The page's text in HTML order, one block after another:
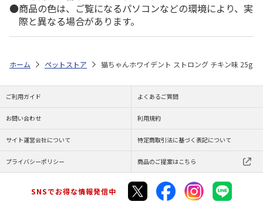
商品の色は、ご覧になるパソコンなどの環境により、実
際と異なる場合があります。
ホーム ペットストア 猫ちゃんホワイデント ストロング チキン味 25g
ご利用ガイド よくあるご質問
お問い合わせ 利用規約
サイト運営会社について 特定商取引法に基づく表記について
プライバシーポリシー 商品のご提案はこちら
SNSでお得な情報発信中